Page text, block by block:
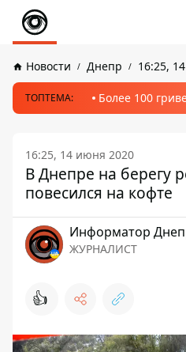
Новости Днепр 16:25,
ТОПТЕМА: Более 100
16:25, 14 июня 2020
В Днепре на берегу
повесился на кофте
Информатор
ЖУРНАЛИСТ
👍